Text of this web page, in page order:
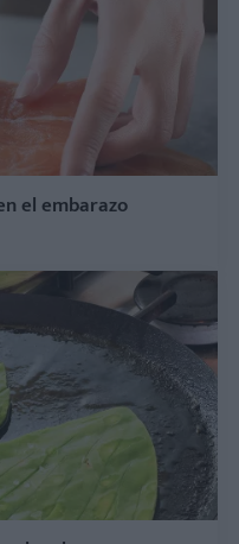
el embarazo